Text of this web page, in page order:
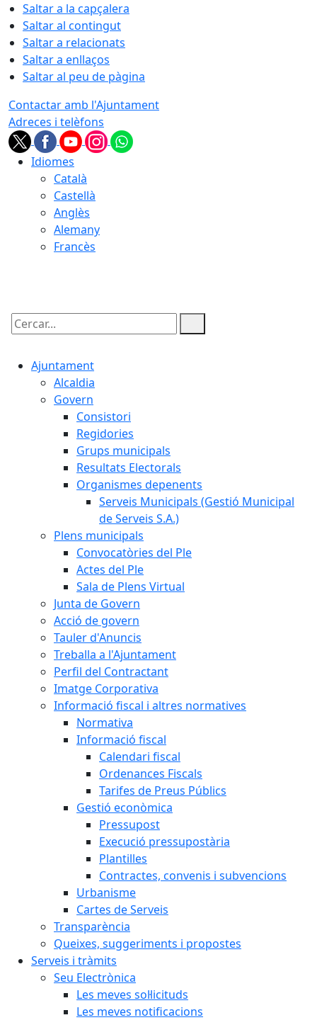
Saltar a la capçalera
Saltar al contingut
Saltar a relacionats
Saltar a enllaços
Saltar al peu de pàgina
Contactar amb l'Ajuntament
Adreces i telèfons
Idiomes
Català
Castellà
Anglès
Alemany
Francès
Cercar:
Ajuntament
Alcaldia
Govern
Consistori
Regidories
Grups municipals
Resultats Electorals
Organismes depenents
Serveis Municipals (Gestió Municipal
de Serveis S.A.)
Plens municipals
Convocatòries del Ple
Actes del Ple
Sala de Plens Virtual
Junta de Govern
Acció de govern
Tauler d'Anuncis
Treballa a l'Ajuntament
Perfil del Contractant
Imatge Corporativa
Informació fiscal i altres normatives
Normativa
Informació fiscal
Calendari fiscal
Ordenances Fiscals
Tarifes de Preus Públics
Gestió econòmica
Pressupost
Execució pressupostària
Plantilles
Contractes, convenis i subvencions
Urbanisme
Cartes de Serveis
Transparència
Queixes, suggeriments i propostes
Serveis i tràmits
Seu Electrònica
Les meves sol·licituds
Les meves notificacions